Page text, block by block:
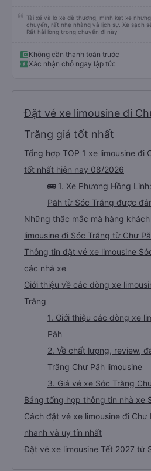
Tài xế và lơ xe dễ thương, mình kẹt xe
chuyến, rất nhẹ nhàng và lịch sự. Xe sạch
Rất hài lòng trong chuyến đi này
Không cần thanh toán trước
Xác nhận chỗ ngay lập tức
Đặt vé xe limousine đi
Trăng giá tốt nhất
Tổng hợp TOP 1 xe limousine đi
tốt nhất hiện nay 08/2026
🚌 1. Xe Phương Hồng
Păh từ Sóc Trăng được
Những thắc mắc mà hàng
limousine đi Sóc Trăng từ Chư
Thông tin đặt vé xe limousine
các nhà xe
Giới thiệu về các dòng xe
Trăng
1. Giới thiệu các dòng xe
Păh
2. Về chất lượng, review,
Trăng Chư Păh limousine
3. Giá vé xe Sóc Trăng
Bảng tổng hợp thông tin nhà xe
Cách đặt vé xe limousine đi Chư
nhanh và uy tín nhất
Đặt vé xe limousine Tết 2027 từ